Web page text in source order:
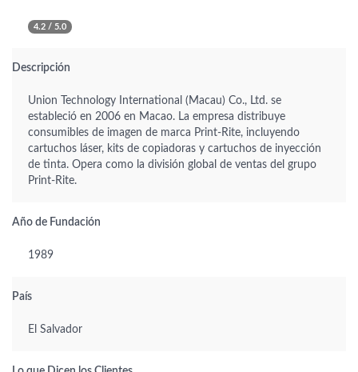
4.2 / 5.0
Descripción
Union Technology International (Macau) Co., Ltd. se
estableció en 2006 en Macao. La empresa distribuye
consumibles de imagen de marca Print-Rite, incluyendo
cartuchos láser, kits de copiadoras y cartuchos de inyección
de tinta. Opera como la división global de ventas del grupo
Print-Rite.
Año de Fundación
1989
País
El Salvador